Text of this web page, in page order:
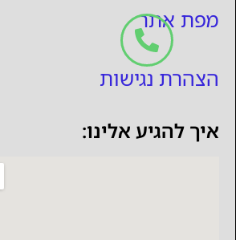
מפת אתר
הצהרת נגישות
איך להגיע אלינו: